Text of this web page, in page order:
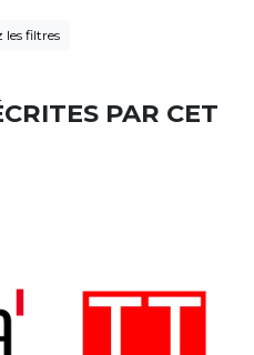
les filtres
PAR CET